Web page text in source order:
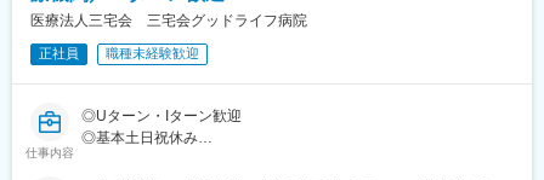
との調整、経営層への報告・提案
■扱うサービス
電子カルテシステム、医事会計・部門連携システム、各種ITイン
フラ、AI/RPA等のDX推進ツール
■組織構成
事務部15名（部長1名、医事課9名、医療情報管理課5名）
■業務の魅力
医療法人三宅会 三宅会グッドライフ病院
正社員 職種未経験歓迎
仕事内容
◎Uターン・Iターン歓迎
◎基本土日祝休み